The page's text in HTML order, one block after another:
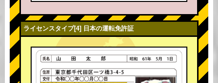
ライセンスタイプ[4] 日本の運転免許証